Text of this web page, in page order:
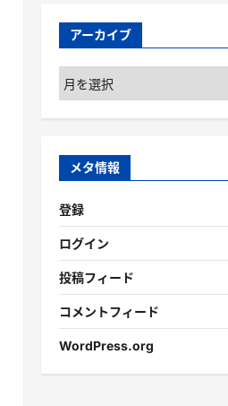
アーカイブ
ア
ー
カ
ブ
メタ情報
登録
ログイン
投稿フィード
コメントフィード
WordPress.org